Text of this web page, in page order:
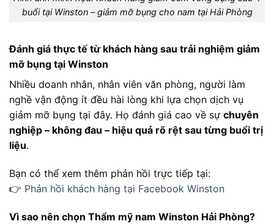
buổi tại Winston – giảm mỡ bụng cho nam tại Hải Phòng
Đánh giá thực tế từ khách hàng sau trải nghiệm giảm
mỡ bụng tại Winston
Nhiều doanh nhân, nhân viên văn phòng, người làm
nghề vận động ít đều hài lòng khi lựa chọn dịch vụ
giảm mỡ bụng tại đây. Họ đánh giá cao về sự chuyên
nghiệp – không đau – hiệu quả rõ rệt sau từng buổi trị
liệu.
Bạn có thể xem thêm phản hồi trực tiếp tại:
👉 Phản hồi khách hàng tại Facebook Winston
Vì sao nên chọn Thẩm mỹ nam Winston Hải Phòng?